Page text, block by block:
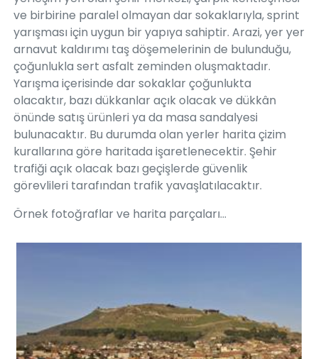
ve birbirine paralel olmayan dar sokaklarıyla, sprint
yarışması için uygun bir yapıya sahiptir. Arazi, yer yer
arnavut kaldırımı taş döşemelerinin de bulunduğu,
çoğunlukla sert asfalt zeminden oluşmaktadır.
Yarışma içerisinde dar sokaklar çoğunlukta
olacaktır, bazı dükkanlar açık olacak ve dükkân
önünde satış ürünleri ya da masa sandalyesi
bulunacaktır. Bu durumda olan yerler harita çizim
kurallarına göre haritada işaretlenecektir. Şehir
trafiği açık olacak bazı geçişlerde güvenlik
görevlileri tarafından trafik yavaşlatılacaktır.
Örnek fotoğraflar ve harita parçaları...